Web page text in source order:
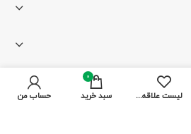
لیست علاقه مندی ها
0
سبد خرید حساب من